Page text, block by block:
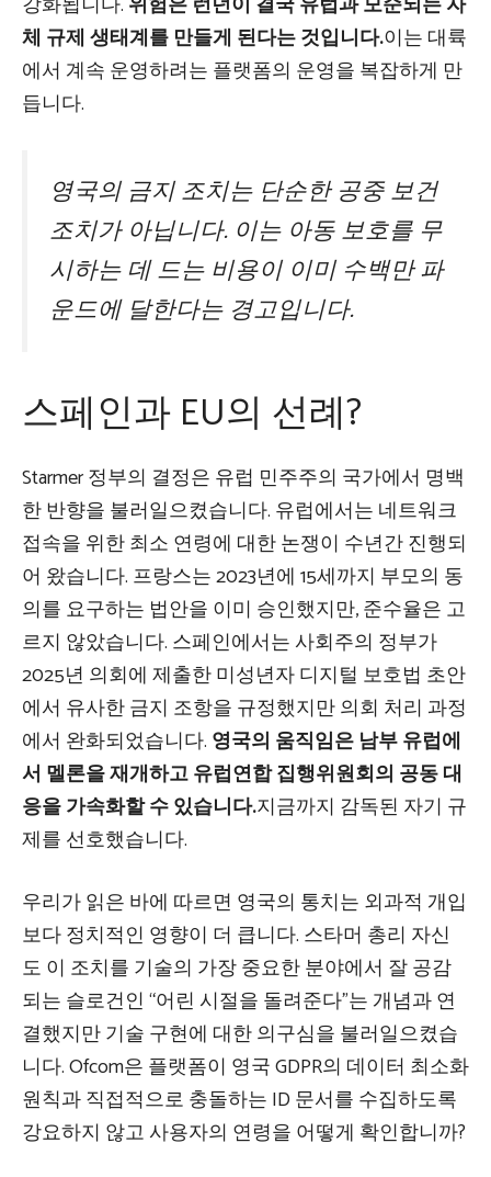
체 규제 생태계를 만들게 된다는 것입니다.이는 대륙
에서 계속 운영하려는 플랫폼의 운영을 복잡하게 만
듭니다.
영국의 금지 조치는 단순한 공중 보건
조치가 아닙니다. 이는 아동 보호를 무
시하는 데 드는 비용이 이미 수백만 파
운드에 달한다는 경고입니다.
스페인과 EU의 선례?
Starmer 정부의 결정은 유럽 민주주의 국가에서 명백
한 반향을 불러일으켰습니다. 유럽에서는 네트워크
접속을 위한 최소 연령에 대한 논쟁이 수년간 진행되
어 왔습니다. 프랑스는 2023년에 15세까지 부모의 동
의를 요구하는 법안을 이미 승인했지만, 준수율은 고
르지 않았습니다. 스페인에서는 사회주의 정부가
2025년 의회에 제출한 미성년자 디지털 보호법 초안
에서 유사한 금지 조항을 규정했지만 의회 처리 과정
에서 완화되었습니다. 영국의 움직임은 남부 유럽에
서 멜론을 재개하고 유럽연합 집행위원회의 공동 대
응을 가속화할 수 있습니다.지금까지 감독된 자기 규
제를 선호했습니다.
우리가 읽은 바에 따르면 영국의 통치는 외과적 개입
보다 정치적인 영향이 더 큽니다. 스타머 총리 자신
도 이 조치를 기술의 가장 중요한 분야에서 잘 공감
되는 슬로건인 “어린 시절을 돌려준다”는 개념과 연
결했지만 기술 구현에 대한 의구심을 불러일으켰습
니다. Ofcom은 플랫폼이 영국 GDPR의 데이터 최소화
원칙과 직접적으로 충돌하는 ID 문서를 수집하도록
강요하지 않고 사용자의 연령을 어떻게 확인합니까?